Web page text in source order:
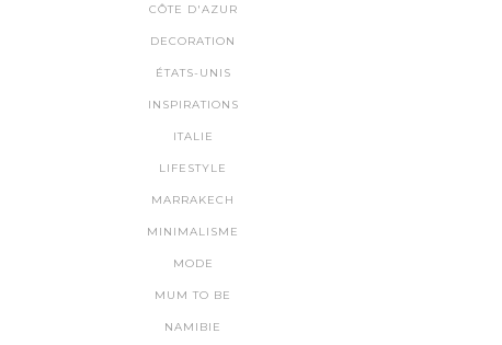
CÔTE D'AZUR
DECORATION
ÉTATS-UNIS
INSPIRATIONS
ITALIE
LIFESTYLE
MARRAKECH
MINIMALISME
MODE
MUM TO BE
NAMIBIE